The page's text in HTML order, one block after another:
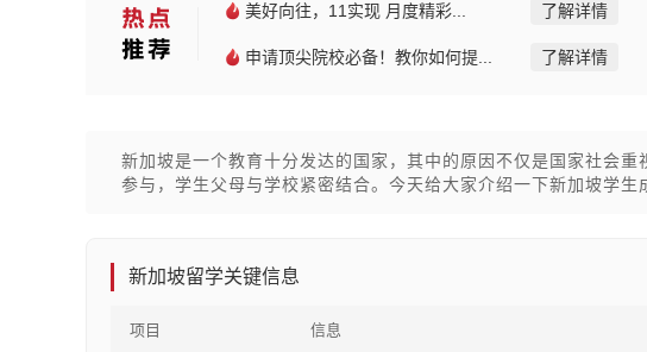
美好向往，11实现 月度精彩... 了解详情
申请顶尖院校必备！教你如何提... 了解详情
新加坡是一个教育十分发达的国家，其中的原因不仅是国家社会
参与，学生父母与学校紧密结合。今天给大家介绍一下新加坡学生
新加坡留学关键信息
项目 信息